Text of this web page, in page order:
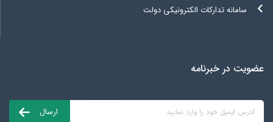
سامانه تدارکات الکترونیکی دولت
عضویت در خبرنامه